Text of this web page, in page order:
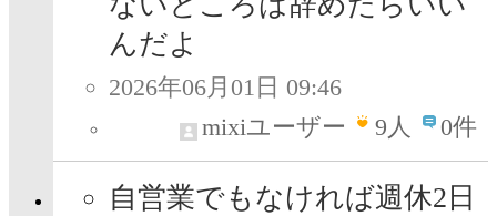
んだよ
2026年06月01日 09:46
mixiユーザー
9人 0件
自営業でもなければ週休2日